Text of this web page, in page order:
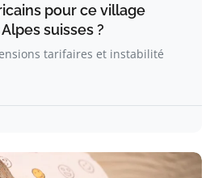
pour ce village
suisses ?
tarifaires et instabilité